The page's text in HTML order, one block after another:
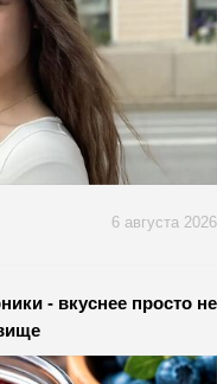
6 августа 2026
- вкуснее просто не